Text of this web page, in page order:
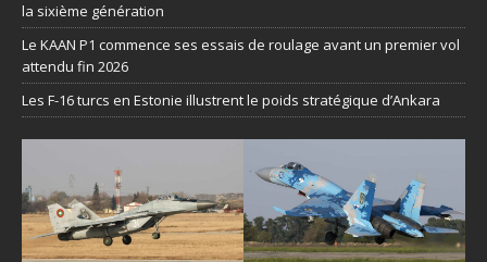
la sixième génération
Le KAAN P1 commence ses essais de roulage avant un premier vol
attendu fin 2026
Les F-16 turcs en Estonie illustrent le poids stratégique d’Ankara